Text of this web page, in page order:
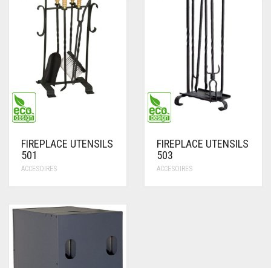
FIREPLACE UTENSILS
501
ACCESOIRES
FIREPLACE UTENSILS
503
ACCESOIRES